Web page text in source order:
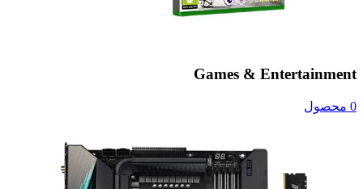
Games & Entertainment
0 محصول